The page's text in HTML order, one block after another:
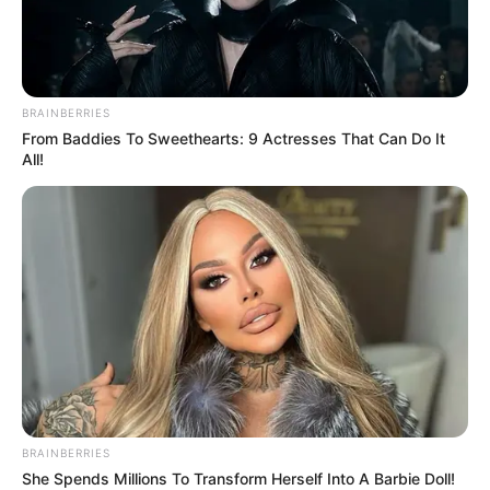
BRAINBERRIES
From Baddies To Sweethearts: 9 Actresses That Can Do It
All!
BRAINBERRIES
She Spends Millions To Transform Herself Into A Barbie Doll!